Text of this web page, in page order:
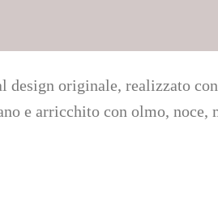
design originale, realizzato
e arricchito con olmo, noce,